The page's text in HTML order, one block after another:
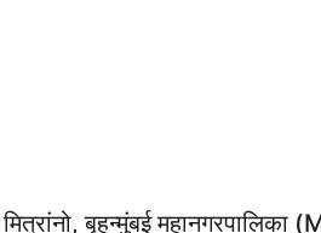
बृहन्मुंबई